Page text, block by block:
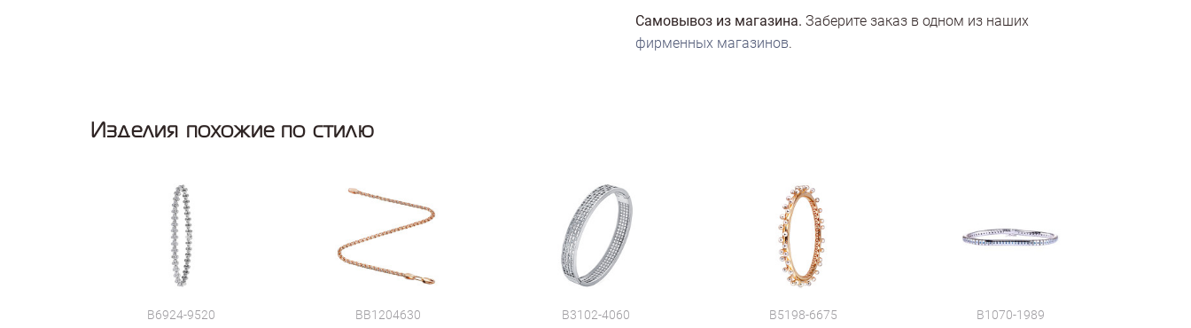
Самовывоз из магазина. Заберите заказ в одном из наших
фирменных магазинов.
Изделия похожие по стилю
B6924-9520 ВВ1204630 B3102-4060 B5198-6675 B1070-1989